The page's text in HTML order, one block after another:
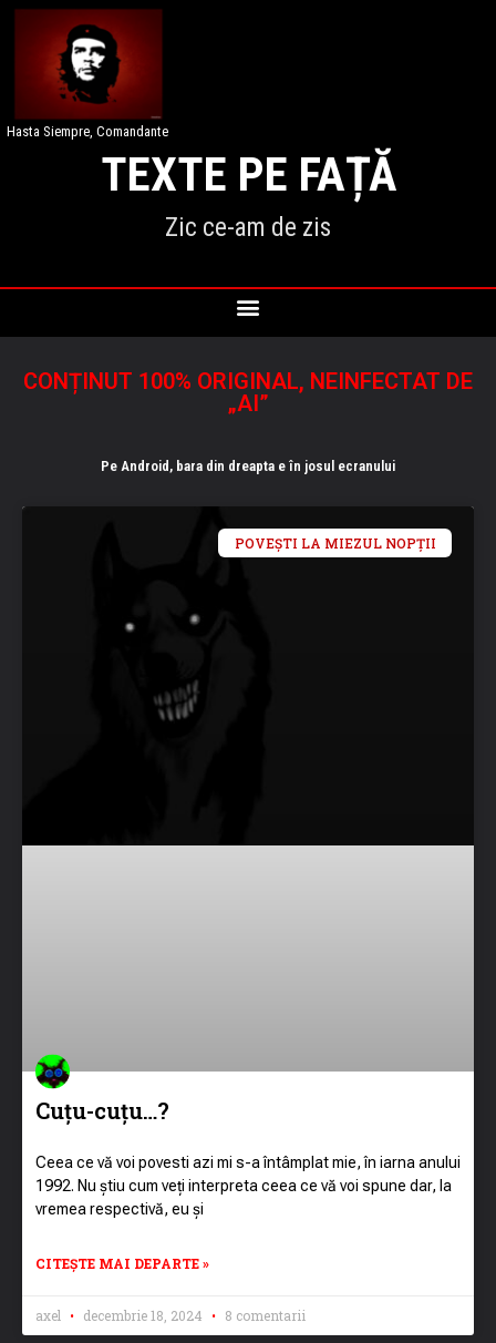
Hasta Siempre, Comandante
TEXTE PE FAȚĂ
Zic ce-am de zis
CONȚINUT 100% ORIGINAL, NEINFECTAT DE
„AI”
Pe Android, bara din dreapta e în josul ecranului
POVEȘTI LA MIEZUL NOPȚII
Cuțu-cuțu…?
Ceea ce vă voi povesti azi mi s-a întâmplat mie, în iarna anului
1992. Nu știu cum veți interpreta ceea ce vă voi spune dar, la
vremea respectivă, eu și
CITEȘTE MAI DEPARTE »
axel decembrie 18, 2024 8 comentarii